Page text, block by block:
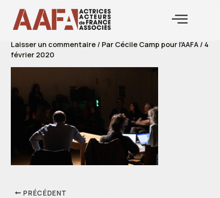
contenu
Laisser un commentaire / Par Cécile Camp pour l'AAFA / 4
février 2020
PRÉCÉDENT